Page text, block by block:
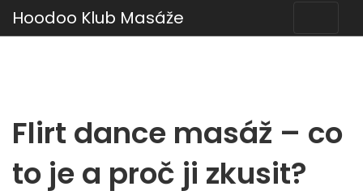
Hoodoo Klub Masáže
Flirt dance masáž – co
to je a proč ji zkusit?